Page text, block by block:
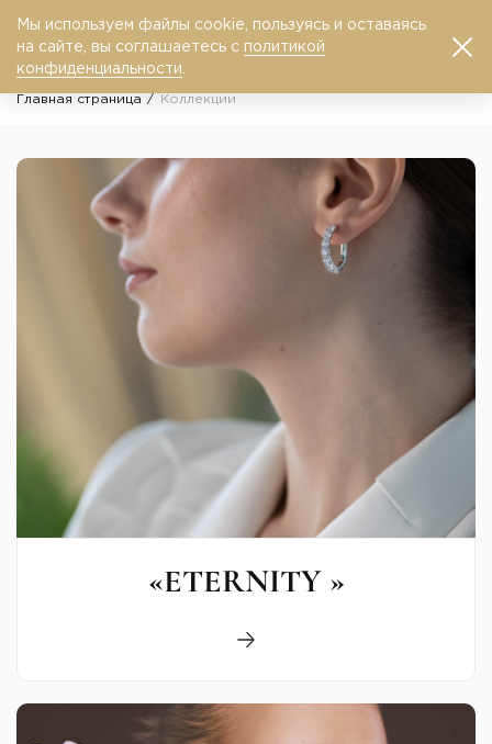
0
Главная страница Коллекции
«ETERNITY »
Мы используем файлы cookie, пользуясь и оставаясь
на сайте, вы соглашаетесь с политикой
конфиденциальности